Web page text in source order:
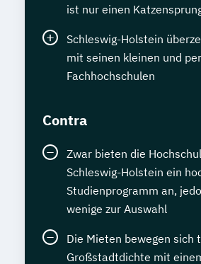
ist nur einen
Schleswig-Holstein
mit seinen kleinen und
Fachhochschulen
Contra
Zwar bieten die
Schleswig-Holstein ein
Studienprogramm an,
wenige zur Auswahl
Die Mieten bewegen sich
Großstadtdichte mit